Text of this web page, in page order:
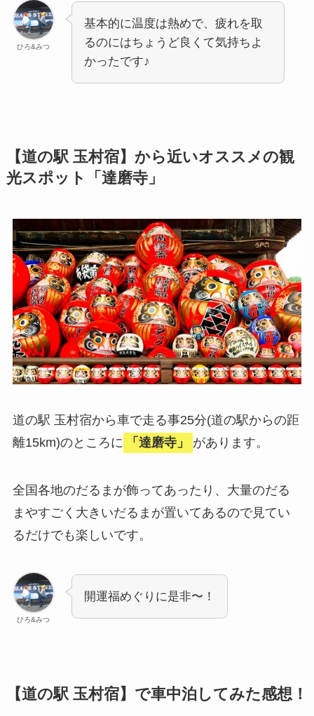
ひろ&みつ
基本的に温度は熱めで、疲れを取
るのにはちょうど良くて気持ちよ
かったです♪
【道の駅 玉村宿】から近いオススメの観
光スポット「達磨寺」
道の駅 玉村宿から車で走る事25分(道の駅からの距
離15km)のところに
「達磨寺」 があります。
全国各地のだるまが飾ってあったり、大量のだる
まやすごく大きいだるまが置いてあるので見てい
るだけでも楽しいです。
ひろ&みつ
開運福めぐりに是非〜！
【道の駅 玉村宿】で車中泊してみた感想！